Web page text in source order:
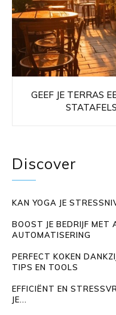
GEEF JE TERRAS
Discover
KAN YOGA JE
BOOST JE BEDRIJF MET
AUTOMATISERING
PERFECT KOKEN
TIPS EN TOOLS
EFFICIËNT EN
JE...